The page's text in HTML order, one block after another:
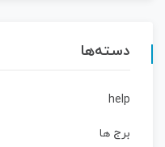
دسته‌ها
help
برج ها